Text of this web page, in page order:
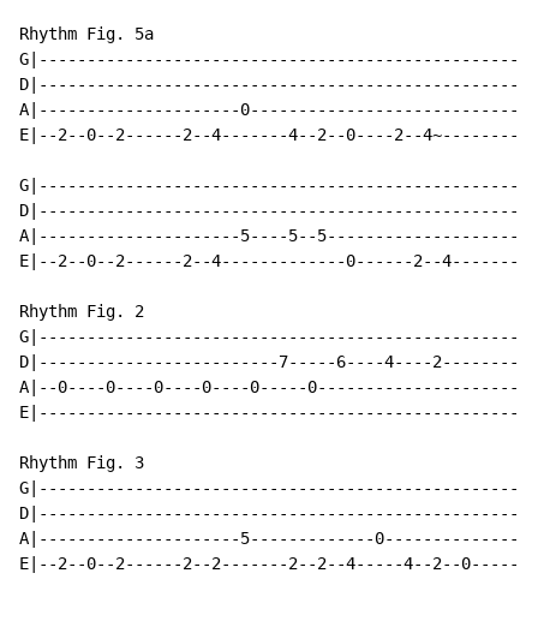
Rhythm Fig. 5a
G|--------------------------------------------------|
D|--------------------------------------------------|
A|---------------------0----------------------------|
E|--2--0--2------2--4-------4--2--0----2--4~--------|
G|--------------------------------------------------|
D|--------------------------------------------------|
A|---------------------5----5--5--------------------|
E|--2--0--2------2--4-------------0------2--4-------|
Rhythm Fig. 2
G|--------------------------------------------------|
D|-------------------------7-----6----4----2--------|
A|--0----0----0----0----0-----0---------------------
E|--------------------------------------------------|
Rhythm Fig. 3
G|--------------------------------------------------|
D|--------------------------------------------------|
A|---------------------5-------------0--------------
E|--2--0--2------2--2-------2--2--4-----4--2--0-----|